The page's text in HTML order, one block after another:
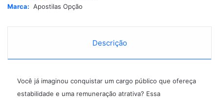
Marca: Apostilas Opção
Descrição
Você já imaginou conquistar um cargo público que ofereça
estabilidade e uma remuneração atrativa? Essa